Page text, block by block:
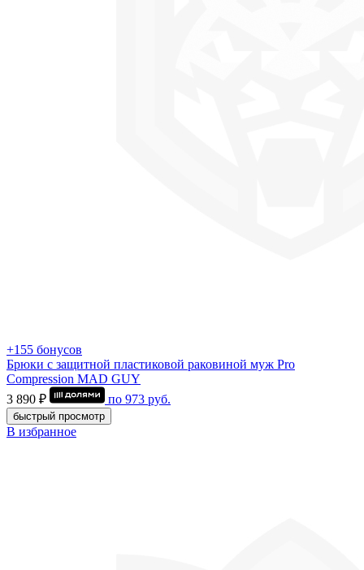
+155 бонусов
Брюки с защитной пластиковой раковиной муж Pro
Compression MAD GUY
3 890 ₽
по 973 руб.
быстрый просмотр
В избранное